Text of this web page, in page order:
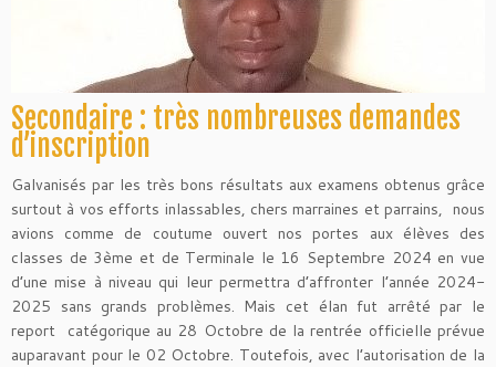
Secondaire : très nombreuses demandes
d’inscription
Galvanisés par les très bons résultats aux examens obtenus grâce
surtout à vos efforts inlassables, chers marraines et parrains, nous
avions comme de coutume ouvert nos portes aux élèves des
classes de 3ème et de Terminale le 16 Septembre 2024 en vue
d’une mise à niveau qui leur permettra d’affronter l’année 2024-
2025 sans grands problèmes. Mais cet élan fut arrêté par le
report catégorique au 28 Octobre de la rentrée officielle prévue
auparavant pour le 02 Octobre. Toutefois, avec l’autorisation de la